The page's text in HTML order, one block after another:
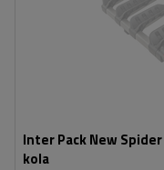
Inter Pack New
kola